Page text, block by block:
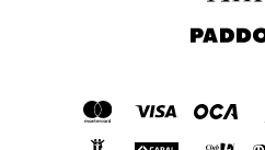
Paddock